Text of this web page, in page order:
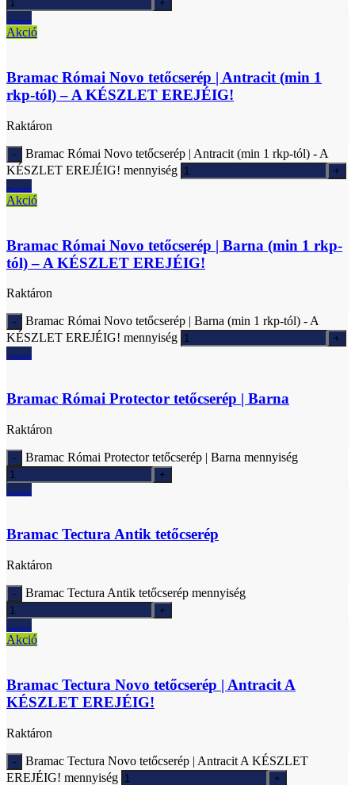
Ajánlatkérés
Akció
Bramac Római Novo tetőcserép | Antracit (min 1
rkp-tól) – A KÉSZLET EREJÉIG!
Raktáron
Bramac Római Novo tetőcserép | Antracit (min 1 rkp-tól) - A
KÉSZLET EREJÉIG! mennyiség
Ajánlatkérés
Akció
Bramac Római Novo tetőcserép | Barna (min 1 rkp-
tól) – A KÉSZLET EREJÉIG!
Raktáron
Bramac Római Novo tetőcserép | Barna (min 1 rkp-tól) - A
KÉSZLET EREJÉIG! mennyiség
Ajánlatkérés
Bramac Római Protector tetőcserép | Barna
Raktáron
Bramac Római Protector tetőcserép | Barna mennyiség
Ajánlatkérés
Bramac Tectura Antik tetőcserép
Raktáron
Bramac Tectura Antik tetőcserép mennyiség
Ajánlatkérés
Akció
Bramac Tectura Novo tetőcserép | Antracit A
KÉSZLET EREJÉIG!
Raktáron
Bramac Tectura Novo tetőcserép | Antracit A KÉSZLET
EREJÉIG! mennyiség